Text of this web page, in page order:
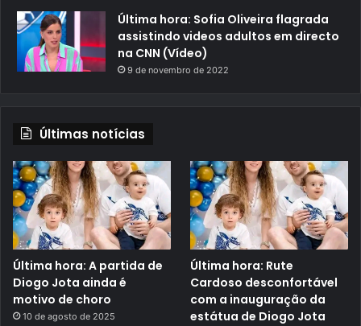
Última hora: Sofia Oliveira flagrada
assistindo videos adultos em directo
na CNN (Vídeo)
9 de novembro de 2022
Últimas notícias
Última hora: A partida de
Diogo Jota ainda é
motivo de choro
10 de agosto de 2025
Última hora: Rute
Cardoso desconfortável
com a inauguração da
estátua de Diogo Jota